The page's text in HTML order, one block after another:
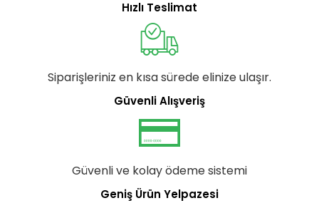
Hızlı Teslimat
Siparişleriniz en kısa sürede elinize ulaşır.
Güvenli Alışveriş
Güvenli ve kolay ödeme sistemi
Geniş Ürün Yelpazesi